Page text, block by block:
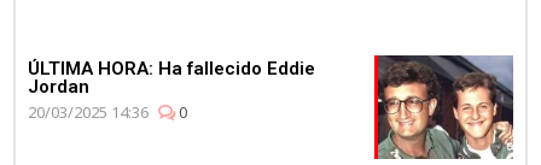
ÚLTIMA HORA: Ha fallecido Eddie
Jordan
20/03/2025 14:36
0